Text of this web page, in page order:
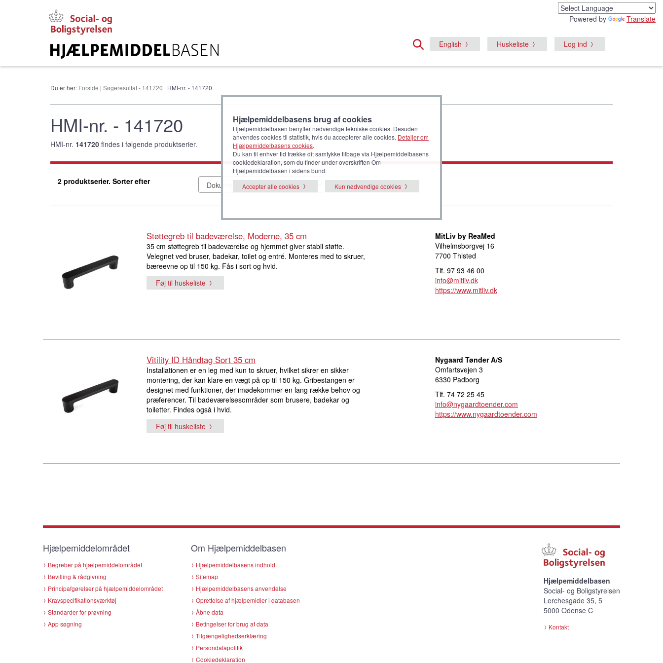
Powered by Translate
English Huskeliste Log ind
Du er her: Forside | Søgeresultat - 141720 | HMI-nr. - 141720
HMI-nr. - 141720
HMI-nr. 141720 findes i følgende produktserier.
2 produktserier. Sorter efter Vælg
Støttegreb til badeværelse, Moderne, 35 cm
35 cm støttegreb til badeværelse og hjemmet giver stabil støtte.
Velegnet ved bruser, badekar, toilet og entré. Monteres med to skruer,
bæreevne op til 150 kg. Fås i sort og hvid.
Føj til huskeliste
MitLiv by ReaMed
Vilhelmsborgvej 16
7700 Thisted
Tlf. 97 93 46 00
info@mitliv.dk
https://www.mitliv.dk
Vitility ID Håndtag Sort 35 cm
Installationen er en leg med kun to skruer, hvilket sikrer en sikker
montering, der kan klare en vægt på op til 150 kg. Gribestangen er
designet med funktioner, der imødekommer en lang række behov og
præferencer. Til badeværelsesområder som brusere, badekar og
toiletter. Findes også i hvid.
Føj til huskeliste
Nygaard Tønder A/S
Omfartsvejen 3
6330 Padborg
Tlf. 74 72 25 45
info@nygaardtoender.com
https://www.nygaardtoender.com
Hjælpemiddelområdet
Begreber på hjælpemiddelområdet
Bevilling & rådgivning
Principafgørelser på hjælpemiddelområdet
Kravspecifikationsværktøj
Standarder for prøvning
App søgning
Om Hjælpemiddelbasen
Hjælpemiddelbasens indhold
Sitemap
Hjælpemiddelbasens anvendelse
Oprettelse af hjælpemidler i databasen
Åbne data
Betingelser for brug af data
Tilgængelighedserklæring
Persondatapolitik
Cookiedeklaration
Hjælpemiddelbasen
Social- og Boligstyrelsen
Lerchesgade 35, 5
5000 Odense C
Kontakt
Hjælpemiddelbasens brug af cookies
Hjælpemiddelbasen benytter nødvendige tekniske cookies. Desuden
anvendes cookies til statistik, hvis du accepterer alle cookies. Detaljer om
Hjælpemiddelbasens cookies.
Du kan til enhver tid trække dit samtykke tilbage via Hjælpemiddelbasens
cookiedeklaration, som du finder under overskriften Om
Hjælpemiddelbasen i sidens bund.
Accepter alle cookies
Kun nødvendige cookies